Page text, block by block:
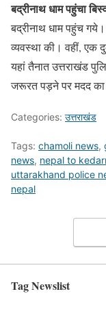
बद्रीनाथ धाम पहुंचा
बद्रीनाथ धाम पहुंच
व्यवस्था की। वहीं, एक
यहां तैनात उत्तराखंड
जरूरत पड़ने पर मदद का
Categories: उत्तराखंड
Tags: chamoli news,
news, nepal to
uttarakhand police
nepal
Tag Newslist